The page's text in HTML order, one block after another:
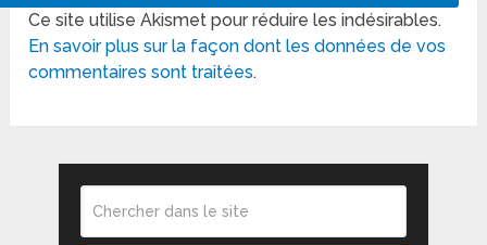
Ce site utilise Akismet pour réduire les indésirables.
En savoir plus sur la façon dont les données de vos
commentaires sont traitées.